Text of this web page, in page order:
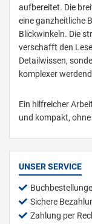
aufbereitet. Die
eine ganzheitliche
Blickwinkeln. Die
verschafft den
Detailwissen,
komplexer
Ein hilfreicher
und kompakt,
UNSER SERVICE
Sichere
Zahlung per